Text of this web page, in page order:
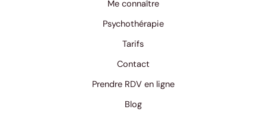
Me connaître
Psychothérapie
Tarifs
Contact
Prendre RDV en ligne
Blog